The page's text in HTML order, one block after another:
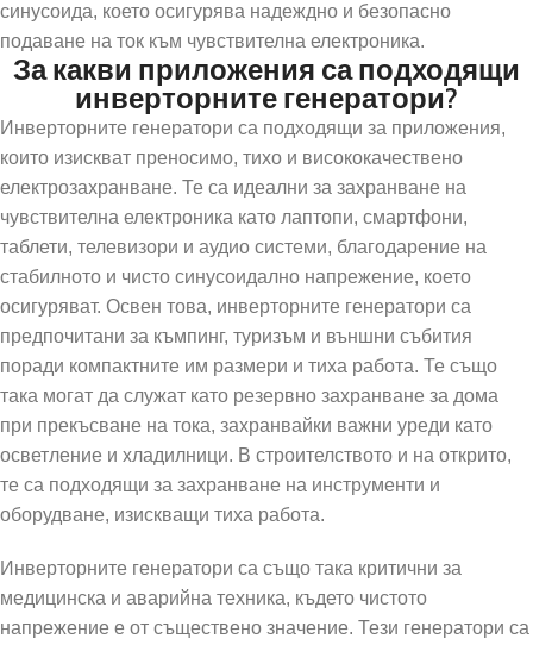
синусоида, което осигурява надеждно и безопасно
подаване на ток към чувствителна електроника.
За какви приложения са подходящи
инверторните генератори?
Инверторните генератори са подходящи за приложения,
които изискват преносимо, тихо и висококачествено
електрозахранване. Те са идеални за захранване на
чувствителна електроника като лаптопи, смартфони,
таблети, телевизори и аудио системи, благодарение на
стабилното и чисто синусоидално напрежение, което
осигуряват. Освен това, инверторните генератори са
предпочитани за къмпинг, туризъм и външни събития
поради компактните им размери и тиха работа. Те също
така могат да служат като резервно захранване за дома
при прекъсване на тока, захранвайки важни уреди като
осветление и хладилници. В строителството и на открито,
те са подходящи за захранване на инструменти и
оборудване, изискващи тиха работа.
Инверторните генератори са също така критични за
медицинска и аварийна техника, където чистото
напрежение е от съществено значение. Тези генератори са